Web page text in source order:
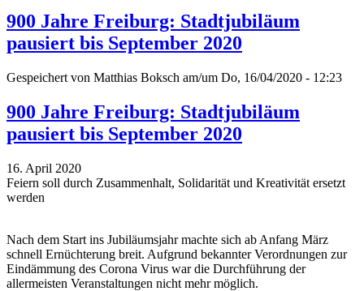
900 Jahre Freiburg: Stadtjubiläum
pausiert bis September 2020
Gespeichert von Matthias Boksch am/um Do, 16/04/2020 - 12:23
900 Jahre Freiburg: Stadtjubiläum
pausiert bis September 2020
16. April 2020
Feiern soll durch Zusammenhalt, Solidarität und Kreativität ersetzt
werden
Nach dem Start ins Jubiläumsjahr machte sich ab Anfang März
schnell Ernüchterung breit. Aufgrund bekannter Verordnungen zur
Eindämmung des Corona Virus war die Durchführung der
allermeisten Veranstaltungen nicht mehr möglich.